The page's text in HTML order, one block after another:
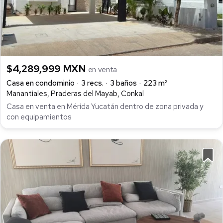
$4,289,999 MXN en venta
Casa en condominio
3 recs. 3 baños
223 m²
Manantiales, Praderas del Mayab, Conkal
Casa en venta en Mérida Yucatán dentro de zona privada y
con equipamientos